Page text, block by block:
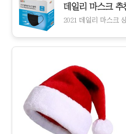
데일리 마스크 추
2021 데일리 마스크